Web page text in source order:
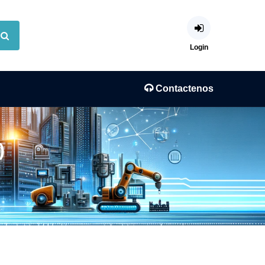
Login
Contactenos